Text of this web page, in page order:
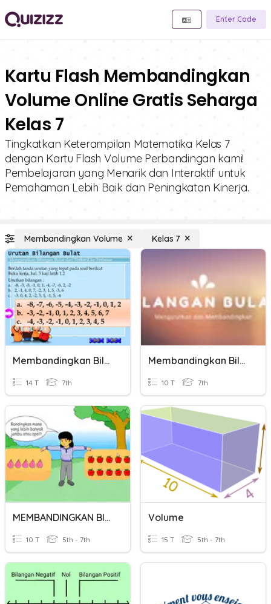
Enter Code
Kartu Flash Membandingkan
Volume Online Gratis Seharga
Kelas 7
Tingkatkan Keterampilan Matematika Kelas 7
dengan Kartu Flash Volume Perbandingan kami!
Pembelajaran yang Menarik dan Interaktif untuk
Pemahaman Lebih Baik dan Peningkatan Kinerja.
Membandingkan Volume Kelas 7
Membandingkan Bilangan Bulat
14 T 7th
Membandingkan Bilangan Bulat
10 T 7th
MEMBANDINGKAN BILANGAN
10 T 5th - 7th
Volume
15 T 5th - 7th